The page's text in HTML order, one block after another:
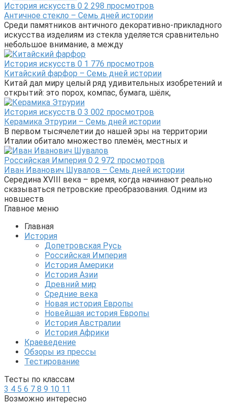
История искусств 0 2 298 просмотров
Античное стекло – Семь дней истории
Среди памятников античного декоративно-прикладного
искусства изделиям из стекла уделяется сравнительно
небольшое внимание, а между
История искусств 0 1 776 просмотров
Китайский фарфор – Семь дней истории
Китай дал миру целый ряд удивительных изобретений и
открытий: это порох, компас, бумага, шёлк,
История искусств 0 3 002 просмотров
Керамика Этрурии – Семь дней истории
В первом тысячелетии до нашей эры на территории
Италии обитало множество племён, местных и
Российская Империя 0 2 972 просмотров
Иван Иванович Шувалов – Семь дней истории
Середина XVIII века – время, когда начинают реально
сказываться петровские преобразования. Одним из
новшеств
Главное меню
Главная
История
Допетровская Русь
Российская Империя
История Америки
История Азии
Древний мир
Средние века
Новая история Европы
Новейшая история Европы
История Австралии
История Африки
Краеведение
Обзоры из прессы
Тестирование
Тесты по классам
3 4 5 6 7 8 9 10 11
Возможно интересно